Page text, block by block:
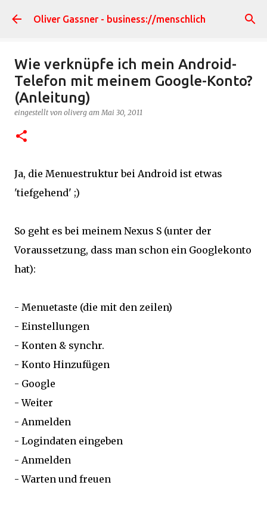
Direkt zum Hauptbereich
Oliver Gassner - business://menschlich
Wie verknüpfe ich mein Android-
Telefon mit meinem Google-Konto?
(Anleitung)
eingestellt von oliverg amMai 30, 2011
Ja, die Menuestruktur bei Android ist etwas
'tiefgehend' ;)
So geht es bei meinem Nexus S (unter der
Voraussetzung, dass man schon ein Googlekonto
hat):
- Menuetaste (die mit den zeilen)
- Einstellungen
- Konten & synchr.
- Konto Hinzufügen
- Google
- Weiter
- Anmelden
- Logindaten eingeben
- Anmelden
- Warten und freuen